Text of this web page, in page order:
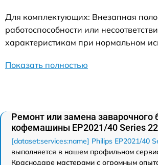
Для комплектующих: Внезапная
работоспособности или
характеристикам при нормальном
Показать полностью
Ремонт или замена заварочного
кофемашины EP2021/40 Series
[dataset:services:name] Philips EP2021/40
выполняется в нашем профильном
Краснодаре мастерами с огромным